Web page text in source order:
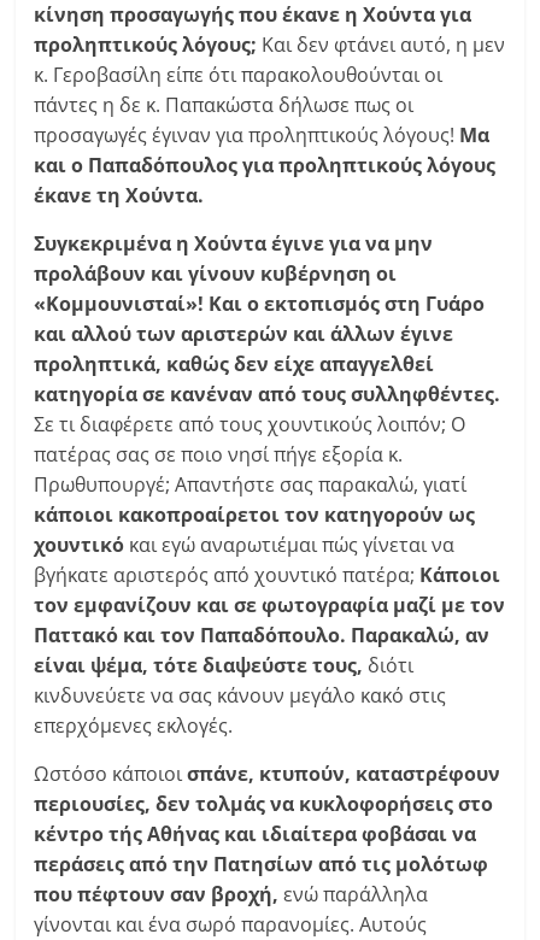
κίνηση προσαγωγής που έκανε η Χούντα για
προληπτικούς λόγους; Και δεν φτάνει αυτό, η μεν
κ. Γεροβασίλη είπε ότι παρακολουθούνται οι
πάντες η δε κ. Παπακώστα δήλωσε πως οι
προσαγωγές έγιναν για προληπτικούς λόγους! Μα
και ο Παπαδόπουλος για προληπτικούς λόγους
έκανε τη Χούντα.
Συγκεκριμένα η Χούντα έγινε για να μην
προλάβουν και γίνουν κυβέρνηση οι
«Κομμουνισταί»! Καιο εκτοπισμός στη Γυάρο
και αλλού των αριστερών και άλλωνέγινε
προληπτικά, καθώς δεν είχε απαγγελθεί
κατηγορία σε κανέναν από τους συλληφθέντες.
Σε τι διαφέρετε από τους χουντικούς λοιπόν; Ο
πατέρας σας σε ποιο νησί πήγε εξορία κ.
Πρωθυπουργέ; Απαντήστε σας παρακαλώ, γιατί
κάποιοι κακοπροαίρετοι τον κατηγορούν ως
χουντικό και εγώ αναρωτιέμαι πώς γίνεται να
βγήκατε αριστερός από χουντικό πατέρα; Κάποιοι
τον εμφανίζουν και σε φωτογραφία μαζί με τον
Παττακό και τον Παπαδόπουλο. Παρακαλώ, αν
είναι ψέμα, τότε διαψεύστε τους, διότι
κινδυνεύετε να σας κάνουν μεγάλο κακό στις
επερχόμενες εκλογές.
Ωστόσο κάποιοισπάνε, κτυπούν, καταστρέφουν
περιουσίες, δεν τολμάς να κυκλοφορήσεις στο
κέντρο τής Αθήνας και ιδιαίτερα φοβάσαι να
περάσεις από την Πατησίων από τις μολότωφ
που πέφτουν σαν βροχή, ενώ παράλληλα
γίνονται και ένα σωρό παρανομίες. Αυτούς